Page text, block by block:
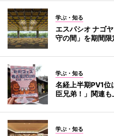
学ぶ・知る
エスパシオ ナゴ
守の間」を期間限
学ぶ・知る
名経上半期PV1
臣兄弟！」関連も
学ぶ・知る